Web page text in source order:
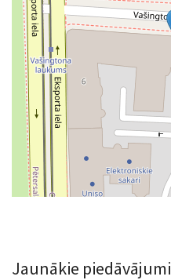
Jaunākie piedāvājumi